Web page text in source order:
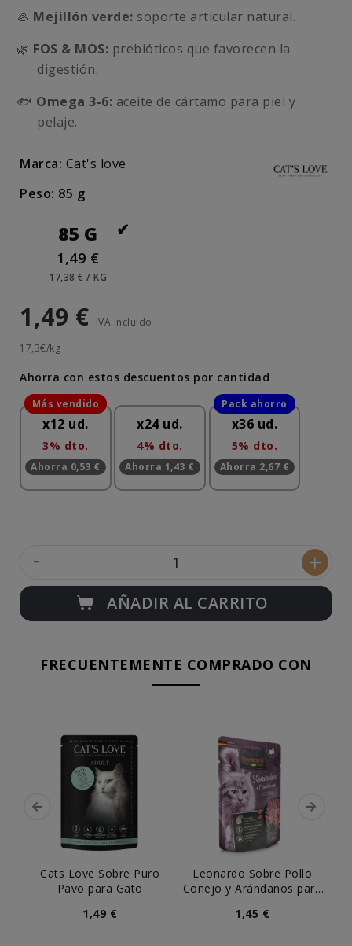
🦪 Mejillón verde: soporte articular natural.
🌿 FOS & MOS: prebióticos que favorecen la
digestión.
🐟 Omega 3-6: aceite de cártamo para piel y
pelaje.
Marca: Cat's love
Peso: 85 g
85 G
1,49 €
17,38 € / KG
1,49 € IVA incluido
17,3€/kg
Ahorra con estos descuentos por cantidad
x12 ud.
3% dto.
Ahorra 0,53 €
x24 ud.
4% dto.
Ahorra 1,43 €
x36 ud.
5% dto.
Ahorra 2,67 €
- +
AÑADIR AL CARRITO
FRECUENTEMENTE COMPRADO CON
Cats Love Sobre Puro
Pavo para Gato
1,49 €
Leonardo Sobre Pollo
Conejo y Arándanos para
1,45 €